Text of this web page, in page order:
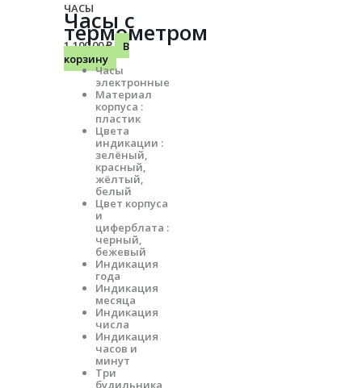
ЧАСЫ
Часы с
термометром
1,100.00₽
В
корзину
Часы
электронные
Материал
корпуса :
пластик
Цвета
индикации :
зелёный,
красный,
жёлтый,
белый
Цвет корпуса
и
циферблата :
черный,
бежевый
Индикация
года
Индикация
месяца
Индикация
числа
Индикация
часов и
минут
Три
будильника